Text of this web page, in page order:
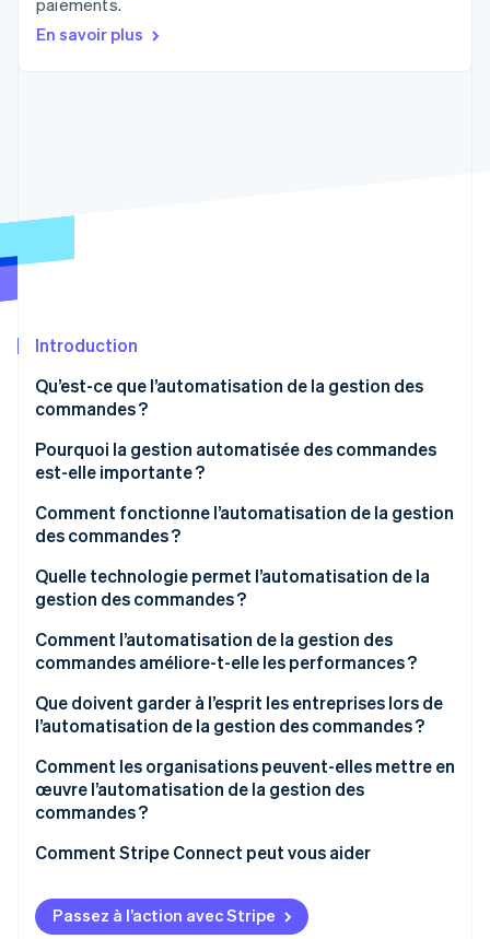
Découvrez les prochaines évolutions
Radar
Prévention de la fraude
Stripe Sessions 2026
Découvrez comment Stripe construit l’infrastructure
Regarder la vidéo
paiements.
En savoir plus
Introduction
Qu’est-ce que l’automatisation de la gestion des
commandes ?
Pourquoi la gestion automatisée des commandes
est-elle importante ?
Comment fonctionne l’automatisation de la gestion
des commandes ?
Quelle technologie permet l’automatisation de la
gestion des commandes ?
Comment l’automatisation de la gestion des
commandes améliore-t-elle les performances ?
Que doivent garder à l’esprit les entreprises lors de
l’automatisation de la gestion des commandes ?
Comment les organisations peuvent-elles mettre en
œuvre l’automatisation de la gestion des
commandes ?
Comment Stripe Connect peut vous aider
Passez à l’action avec Stripe